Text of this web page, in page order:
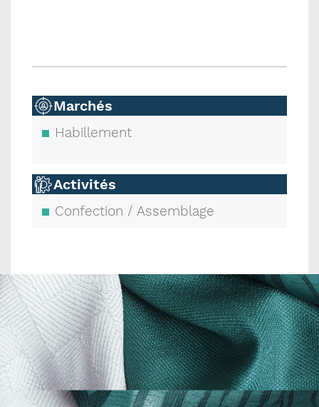
Marchés
Habillement
Activités
Confection / Assemblage